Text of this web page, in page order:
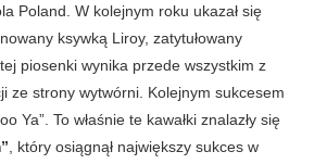
Poland. W kolejnym roku ukazał się
ksywką Liroy, zatytułowany
tej piosenki wynika przede wszystkim z
ze strony wytwórni. Kolejnym sukcesem
Ya”. To właśnie te kawałki znalazły się
, który osiągnął największy sukces w